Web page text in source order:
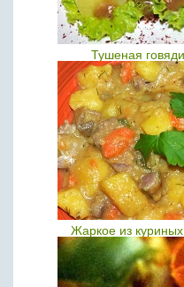
Тушеная
Жаркое из